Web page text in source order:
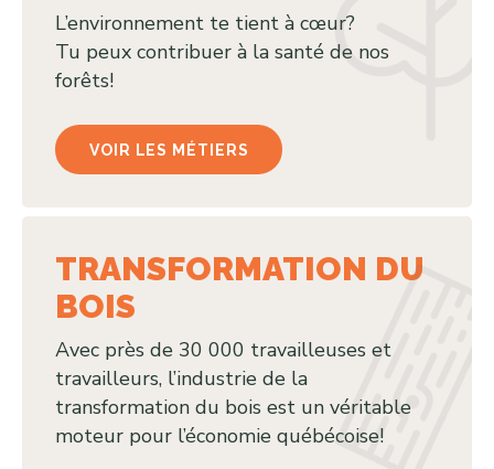
L’environnement te tient à cœur?
Tu peux contribuer à la santé de nos
forêts!
VOIR LES MÉTIERS
TRANSFORMATION DU
BOIS
Avec près de 30 000 travailleuses et
travailleurs, l’industrie de la
transformation du bois est un véritable
moteur pour l’économie québécoise!